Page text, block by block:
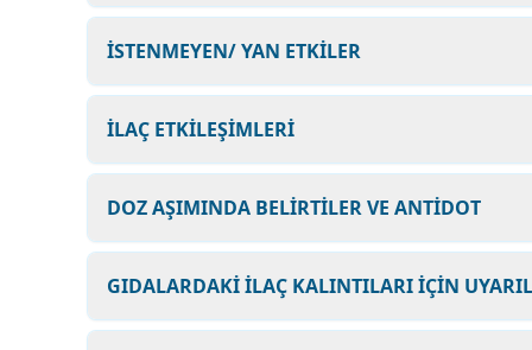
İSTENMEYEN/ YAN ETKİLER
İLAÇ ETKİLEŞİMLERİ
DOZ AŞIMINDA BELİRTİLER VE ANTİDOT
GIDALARDAKİ İLAÇ KALINTILARI İÇİN